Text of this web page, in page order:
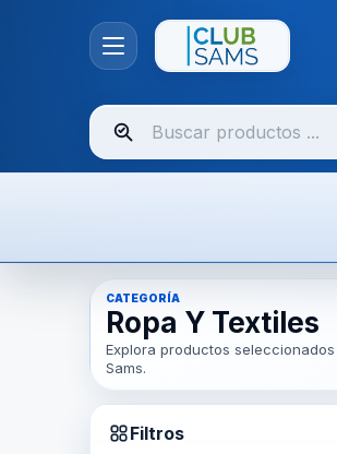
Buscar
productos
CATEGORÍA
Ropa Y Textiles
Explora productos
Sams.
Filtros